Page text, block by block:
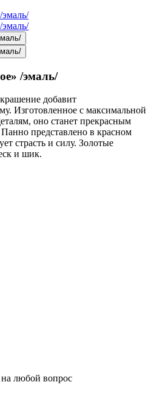
/эмаль/
добавит
Изготовленное с максимальной
оно станет прекрасным
представлено в красном
страсть и силу. Золотые
и шик.
любой вопрос